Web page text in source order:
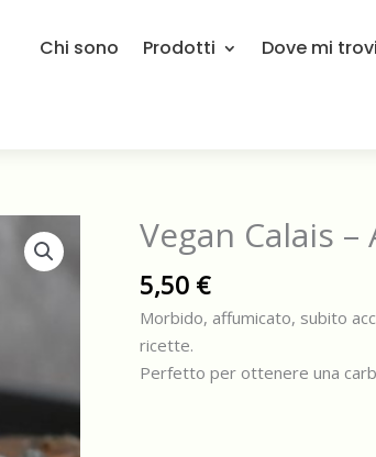
Chi sono Prodotti Dove mi trovi
Vegan Calais
5,50 €
Morbido, affumicato, subito
ricette.
Perfetto per ottenere una